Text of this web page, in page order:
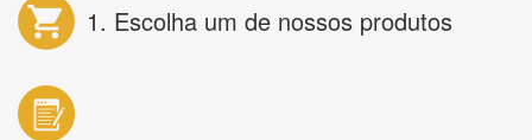
1. Escolha um de nossos produtos